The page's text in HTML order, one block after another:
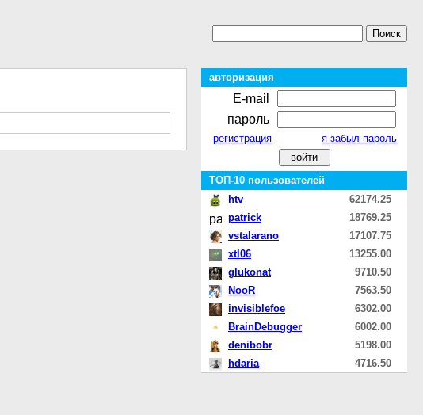
авторизация
E-mail
пароль
регистрация я забыл пароль
ТОП-10 пользователей
htv
62174.25
patrick
18769.25
vstalarano
17107.75
xtl06
13255.00
glukonat
9710.50
NooR
7563.50
invisiblefoe
6302.00
BrainDebugger
6002.00
denibobr
5198.00
hdaria
4716.50